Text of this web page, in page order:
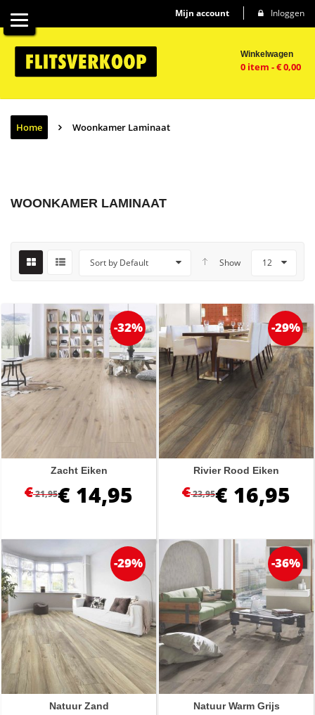
Inloggen
Mijn account
Winkelwagen
0 item -€0,00
Home Woonkamer Laminaat
WOONKAMER LAMINAAT
Sort by Default Show 12
-32%
Zacht Eiken
€21,95€ 14,95
-29%
Rivier Rood Eiken
€23,95€ 16,95
-29%
Natuur Zand
-36%
Natuur Warm Grijs